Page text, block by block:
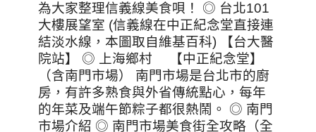
為大家整理信義線美食唄！ ◎ 台北101
大樓展望室 (信義線在中正紀念堂直接連
結淡水線，本圖取自維基百科) 【台大醫
院站】 ◎ 上海鄉村 【中正紀念堂】
（含南門市場） 南門市場是台北市的廚
房，有許多熟食與外省傳統點心，每年
的年菜及端午節粽子都很熱鬧。 ◎ 南門
市場介紹 ◎ 南門市場美食街全攻略（全